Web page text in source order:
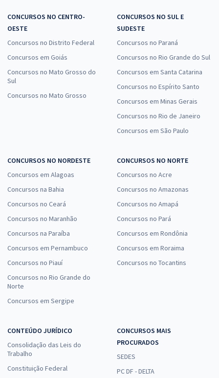
CONCURSOS NO CENTRO-
OESTE
Concursos no Distrito Federal
Concursos em Goiás
Concursos no Mato Grosso do
Sul
Concursos no Mato Grosso
CONCURSOS NO SUL E
SUDESTE
Concursos no Paraná
Concursos no Rio Grande do Sul
Concursos em Santa Catarina
Concursos no Espírito Santo
Concursos em Minas Gerais
Concursos no Rio de Janeiro
Concursos em São Paulo
CONCURSOS NO NORDESTE
Concursos em Alagoas
Concursos na Bahia
Concursos no Ceará
Concursos no Maranhão
Concursos na Paraíba
Concursos em Pernambuco
Concursos no Piauí
Concursos no Rio Grande do
Norte
Concursos em Sergipe
CONCURSOS NO NORTE
Concursos no Acre
Concursos no Amazonas
Concursos no Amapá
Concursos no Pará
Concursos em Rondônia
Concursos em Roraima
Concursos no Tocantins
CONTEÚDO JURÍDICO
Consolidação das Leis do
Trabalho
Constituição Federal
CONCURSOS MAIS
PROCURADOS
SEDES
PC DF - DELTA